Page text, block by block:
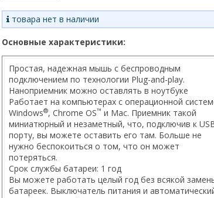
товара нет в наличии
Основные характеристики:
Простая, надежная мышь с беспроводным
подключением по технологии Plug-and-play.
Наноприемник можно оставлять в ноутбуке
Работает на компьютерах с операционной
Windows®, Chrome OS™ и Mac. Приемник такой
миниатюрный и незаметный, что, подключив к
порту, вы можете оставить его там. Больше не
нужно беспокоиться о том, что он может
потеряться.
Срок службы батареи: 1 год
Вы можете работать целый год без всякой
батареек. Выключатель питания и